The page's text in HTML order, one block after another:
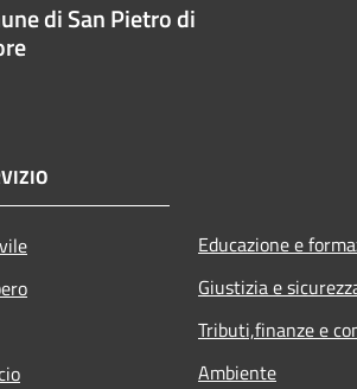
di San Pietro di
Educazione e
Giustizia e
Tributi,finanze e
Ambiente